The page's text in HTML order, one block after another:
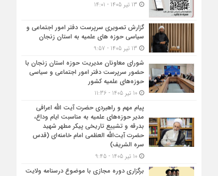
گزارش تصویری سرپرست دفتر امور اجتماعی و
سیاسی حوزه های علمیه به استان زنجان
شورای معاونان مدیریت حوزه استان زنجان با
حضور سرپرست دفتر امور اجتماعی و سیاسی
حوزه‌های علمیه کشور
10 تیر 1405 - 11:36
پیام مهم و راهبردی حضرت آیت الله اعرافی
مدیر حوزه‌های علمیه به مناسبت ایام وداع،
بدرقه و تشییع تاریخی پیکر مطهر شهید
حضرت آیت‌الله العظمی امام خامنه‌ای (قدس
سره الشریف)
10 تیر 1405 - 9:45
برگزاری دوره مجازی با موضوع درسنامه ولایت